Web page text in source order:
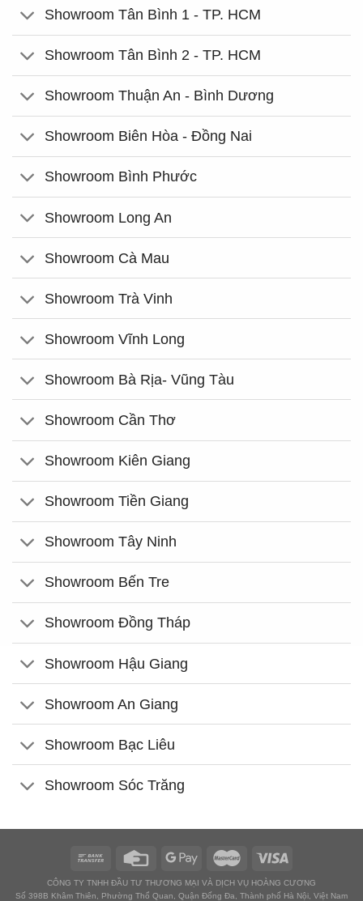
Showroom Tân Bình 1 - TP. HCM
Showroom Tân Bình 2 - TP. HCM
Showroom Thuận An - Bình Dương
Showroom Biên Hòa - Đồng Nai
Showroom Bình Phước
Showroom Long An
Showroom Cà Mau
Showroom Trà Vinh
Showroom Vĩnh Long
Showroom Bà Rịa- Vũng Tàu
Showroom Cần Thơ
Showroom Kiên Giang
Showroom Tiền Giang
Showroom Tây Ninh
Showroom Bến Tre
Showroom Đồng Tháp
Showroom Hậu Giang
Showroom An Giang
Showroom Bạc Liêu
Showroom Sóc Trăng
CÔNG TY TNHH ĐẦU TƯ THƯƠNG MẠI VÀ DỊCH VỤ HOÀNG CƯƠNG
Số 398B Khâm Thiên, Phường Thổ Quan, Quận Đống Đa, Thành phố Hà Nội, Việt Nam